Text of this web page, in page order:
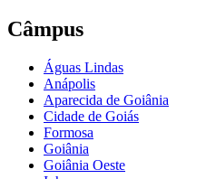
Câmpus
Águas Lindas
Anápolis
Aparecida de Goiânia
Cidade de Goiás
Formosa
Goiânia
Goiânia Oeste